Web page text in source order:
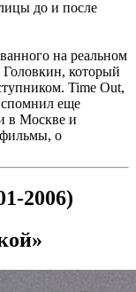
на реальном
который
Time Out,
еще
в Москве и
о
2006)